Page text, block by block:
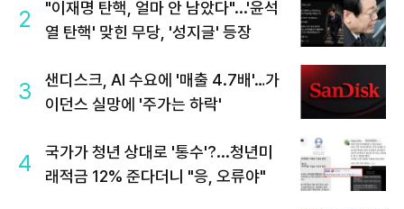
2
"이재명 탄핵, 얼마 안 남았다"...'윤석
열 탄핵' 맞힌 무당, '성지글' 등장
3
샌디스크, AI 수요에 '매출 4.7배'…가
이던스 실망에 '주가는 하락'
4
국가가 청년 상대로 '통수'?...청년미
래적금 12% 준다더니 "응, 오류야"